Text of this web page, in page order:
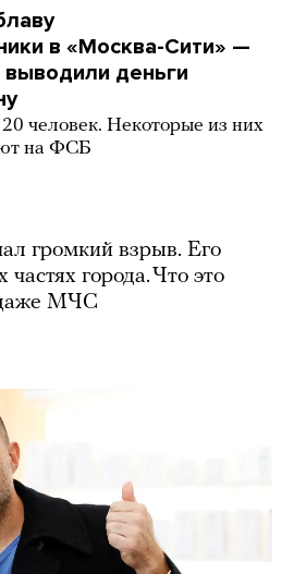
в «Москва-Сити» —
деньги
человек. Некоторые из них
на ФСБ
громкий взрыв. Его
города. Что это
МЧС